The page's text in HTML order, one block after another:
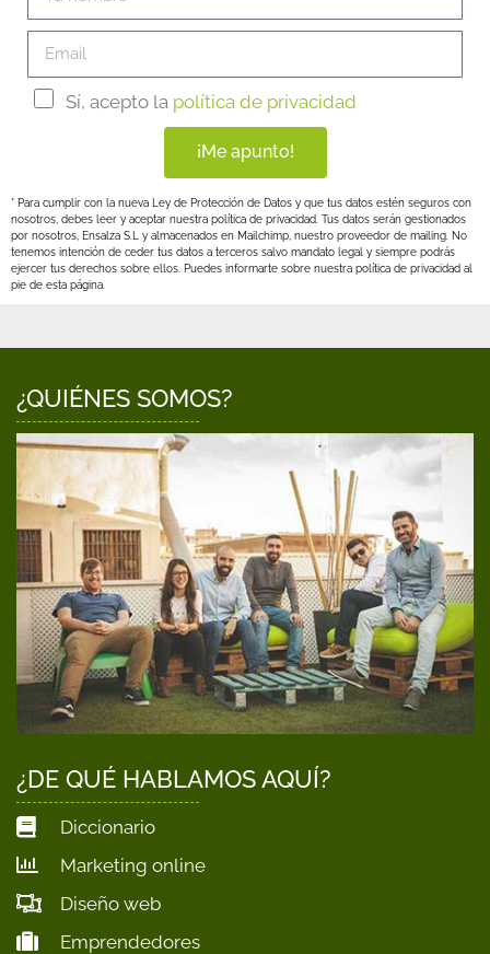
Sí, acepto la política de privacidad
¡Me apunto!
* Para cumplir con la nueva Ley de Protección de Datos y que tus datos estén seguros con
nosotros, debes leer y aceptar nuestra política de privacidad. Tus datos serán gestionados
por nosotros, Ensalza S.L y almacenados en Mailchimp, nuestro proveedor de mailing. No
tenemos intención de ceder tus datos a terceros salvo mandato legal y siempre podrás
ejercer tus derechos sobre ellos. Puedes informarte sobre nuestra política de privacidad al
pie de esta página.
¿QUIÉNES SOMOS?
¿DE QUÉ HABLAMOS AQUÍ?
Diccionario
Marketing online
Diseño web
Emprendedores